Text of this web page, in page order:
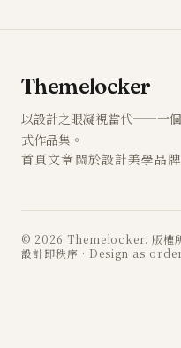
Themelocker
以設計之眼凝視當代——一
式作品集。
首頁文章關於設計美學品牌
© 2026 Themelocker. 版權
設計即秩序 · Design as